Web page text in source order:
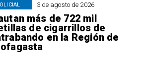
3 de agosto de 2026
más de 722 mil
de cigarrillos de
en la Región de